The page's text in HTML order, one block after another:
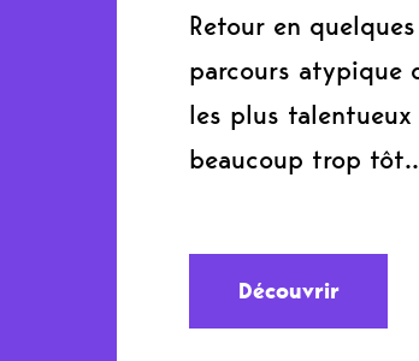
Retour en
parcours atypique
les plus
beaucoup trop
Découvrir